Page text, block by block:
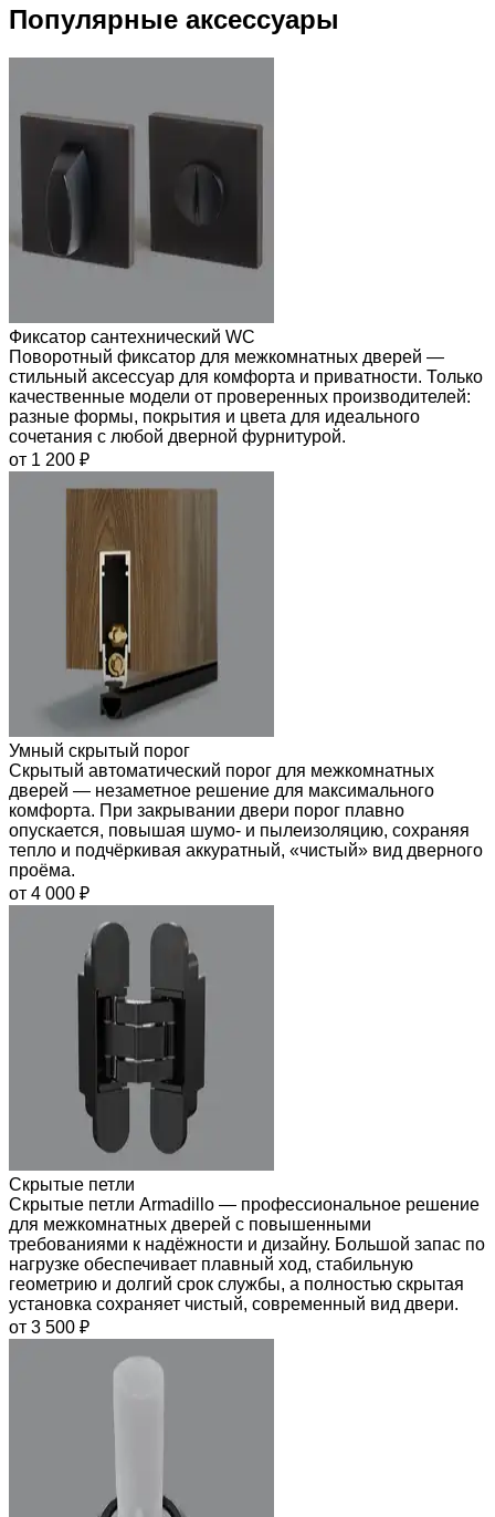
Популярные аксессуары
Фиксатор сантехнический WC
Поворотный фиксатор для межкомнатных дверей —
стильный аксессуар для комфорта и приватности. Только
качественные модели от проверенных производителей:
разные формы, покрытия и цвета для идеального
сочетания с любой дверной фурнитурой.
от 1 200 ₽
Умный скрытый порог
Скрытый автоматический порог для межкомнатных
дверей — незаметное решение для максимального
комфорта. При закрывании двери порог плавно
опускается, повышая шумо- и пылеизоляцию, сохраняя
тепло и подчёркивая аккуратный, «чистый» вид дверного
проёма.
от 4 000 ₽
Скрытые петли
Скрытые петли Armadillo — профессиональное решение
для межкомнатных дверей с повышенными
требованиями к надёжности и дизайну. Большой запас по
нагрузке обеспечивает плавный ход, стабильную
геометрию и долгий срок службы, а полностью скрытая
установка сохраняет чистый, современный вид двери.
от 3 500 ₽